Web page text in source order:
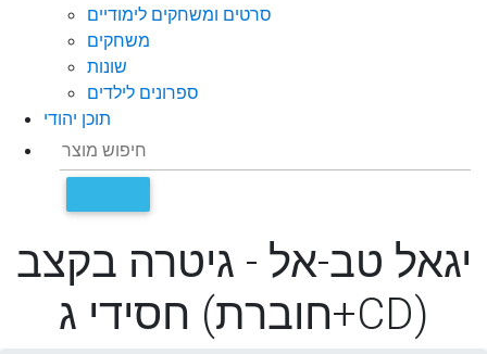
סרטים ומשחקים לימודיים
משחקים
שונות
ספרונים לילדים
תוכן יהודי
יגאל טב-אל - גיטרה בקצב
חסידי ג (חוברת+CD)